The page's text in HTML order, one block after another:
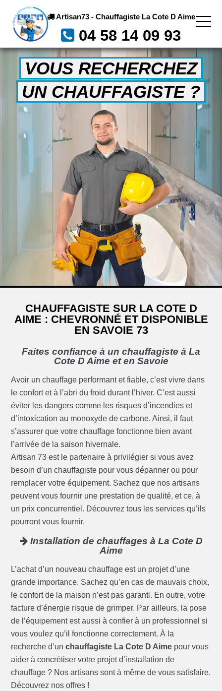
Artisan73 - Chauffagiste La Cote D Aime
04 58 14 09 93
VOUS RECHERCHEZ
UN CHAUFFAGISTE ?
CHAUFFAGISTE SUR LA COTE D
AIME : CHEVRONNÉ ET DISPONIBLE
EN SAVOIE 73
Faites confiance à un chauffagiste à La
Cote D Aime et en Savoie
Avoir un chauffage performant et fiable, c’est vivre dans
le confort et à l’abri du froid durant l’hiver. C’est aussi
éviter les dangers comme les risques d’incendies et
d’intoxication au monoxyde de carbone. Ainsi, il faut
s’assurer que votre chauffage fonctionne bien avant
l’arrivée de la saison hivernale.
Artisan 73 est le partenaire à privilégier si vous avez
besoin d’un chauffagiste pour vous dépanner ou pour
remplacer votre équipement. Sachez que nos artisans
peuvent vous fournir une prestation de qualité, et ce, à
un prix concurrentiel. Découvrez tous les services qu’ils
pourront vous fournir.
Installation de chauffages à La Cote D
Aime
L’achat d’un nouveau chauffage est un projet d’une
grande importance. Sachez qu’en cas de mauvais choix,
le confort de la maison n’est pas garanti. En outre, votre
facture d’énergie risque de grimper. Par ailleurs, la pose
de l’équipement est aussi à confier à un professionnel si
vous voulez qu’il fonctionne correctement. À la
recherche d’unchauffagiste La Cote D Aime pour vous
aider à concrétiser votre projet d’installation de
chauffage ? Nos artisans sont à même de vous satisfaire.
Découvrez nos offres !